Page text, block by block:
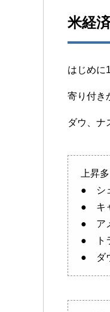
米経
はじめに
寄り付き
ダウ、ナ
上昇
● シ
● キ
● ア
● ト
● ダ